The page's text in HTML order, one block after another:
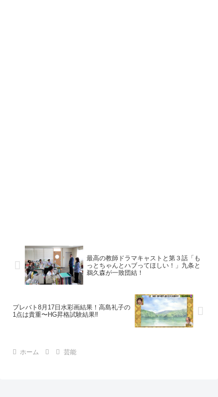
最高の教師ドラマキャストと第３話「も
っとちゃんとハブってほしい！」九条と
鵜久森が一致団結！
プレバト8月17日水彩画結果！高島礼子の
1点は貴重〜HG昇格試験結果‼︎
ホーム 芸能